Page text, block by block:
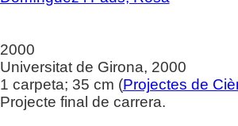
2000
Universitat de Girona, 2000
1 carpeta; 35 cm (Projectes de
Projecte final de carrera.